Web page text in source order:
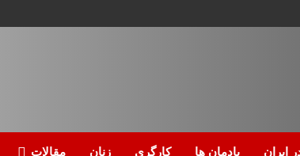
ایران یادمان ها کارگری زنان مقالات